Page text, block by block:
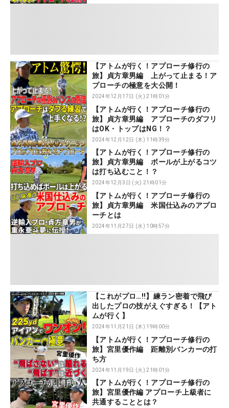
【アトムが行く！アプローチ修行の
旅】貞方章男編 上がって止まる！ア
プローチの極意を大公開！
2024年12月17日 (火) 21時01分
【アトムが行く！アプローチ修行の
旅】貞方章男編 アプローチのダフリ
はOK・トップはNG！？
2024年12月12日 (木) 11時39分
【アトムが行く！アプローチ修行の
旅】貞方章男編 ボールが上がるコツ
は打ち込むこと！？
2024年12月3日 (火) 21時01分
【アトムが行く！アプローチ修行の
旅】貞方章男編 米国仕込みのアプロ
ーチとは
2024年11月27日 (水) 10時57分
【これがプロ…‼】練ラン密着で飛び
出したプロの技がえぐすぎる！【アト
ムが行く】
2024年11月21日 (木) 19時00分
【アトムが行く！アプローチ修行の
旅】宮里優作編 距離別バンカーの打
ち方
2024年11月19日 (火) 21時01分
【アトムが行く！アプローチ修行の
旅】宮里優作編 アプローチ上級者に
共通することとは？